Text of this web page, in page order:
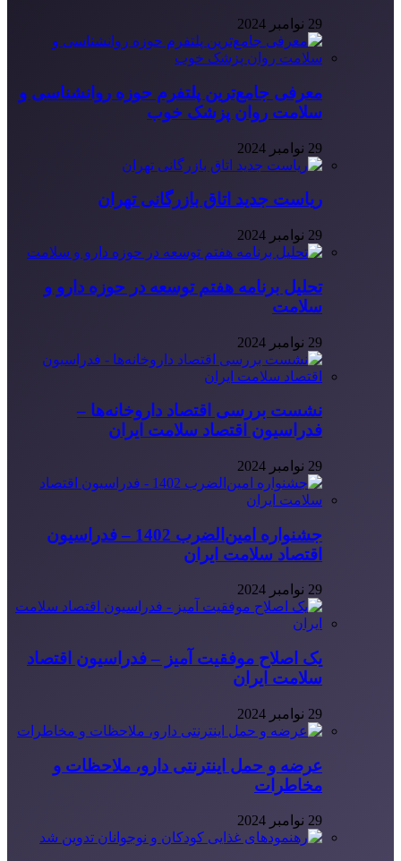
29 نوامبر 2024
معرفی جامع‌ترین پلتفرم حوزه روانشناسی و
سلامت روان پزشک خوب
29 نوامبر 2024
ریاست جدید اتاق بازرگانی تهران
29 نوامبر 2024
تحلیل برنامه هفتم توسعه در حوزه دارو و
سلامت
29 نوامبر 2024
نشست بررسی اقتصاد داروخانه‌ها –
فدراسیون اقتصاد سلامت ایران
29 نوامبر 2024
جشنواره امین‌الضرب 1402 – فدراسیون
اقتصاد سلامت ایران
29 نوامبر 2024
یک اصلاح موفقیت آمیز – فدراسیون اقتصاد
سلامت ایران
29 نوامبر 2024
عرضه و حمل اینترنتی دارو، ملاحظات و
مخاطرات
29 نوامبر 2024